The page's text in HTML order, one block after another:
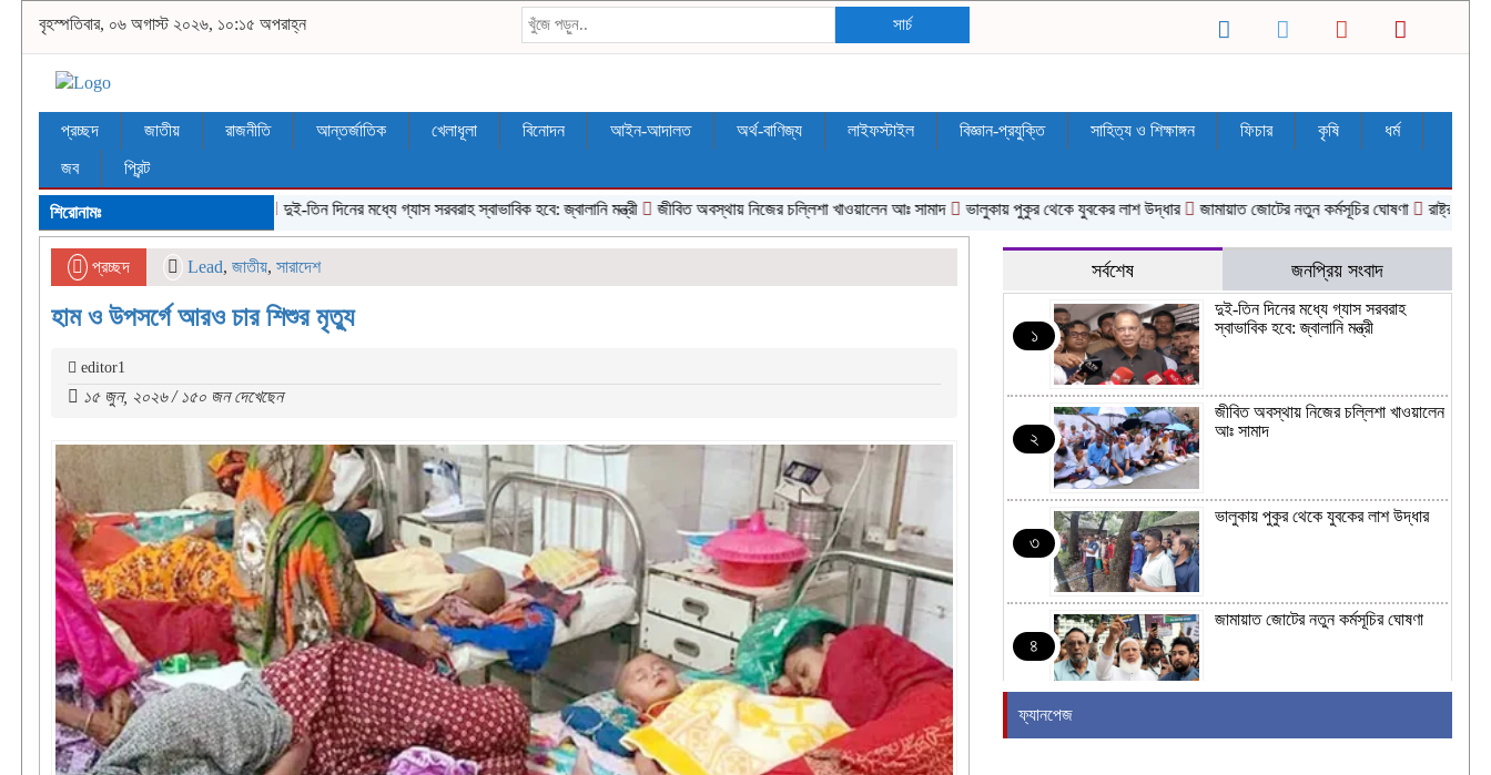
বৃহস্পতিবার, ০৬ অগাস্ট ২০২৬, ১০:১৫ অপরাহ্ন সার্চ
প্রচ্ছদ জাতীয় রাজনীতি আন্তর্জাতিক খেলাধূলা বিনোদন আইন-আদালত অর্থ-বাণিজ্য লাইফস্টাইল বিজ্ঞান-প্রযুক্তি সাহিত্য ও শিক্ষাঙ্গন ফিচার কৃষি
ধর্ম
জব
প্রিন্ট
শিরোনামঃ দুই-তিন দিনের মধ্যে গ্যাস সরবরাহ স্বাভাবিক হবে: জ্বালানি মন্ত্রী জীবিত অবস্থায় নিজের চল্লিশা খাওয়ালেন আঃ সামাদ ভালুকায় পুকুর থেকে যুবকের লাশ উদ্ধার জামায়াত জোটের নতুন কর্মসূচির ঘোষণা রাষ্ট্রপতি
প্রচ্ছদ Lead, জাতীয়, সারাদেশ
হাম ও উপসর্গে আরও চার শিশুর মৃত্যু
editor1
১৫ জুন, ২০২৬ / ১৫০ জন দেখেছেন
সর্বশেষ জনপ্রিয় সংবাদ
১
দুই-তিন দিনের মধ্যে গ্যাস সরবরাহ
স্বাভাবিক হবে: জ্বালানি মন্ত্রী
২
জীবিত অবস্থায় নিজের চল্লিশা খাওয়ালেন
আঃ সামাদ
৩
ভালুকায় পুকুর থেকে যুবকের লাশ উদ্ধার
৪
জামায়াত জোটের নতুন কর্মসূচির ঘোষণা
ফ্যানপেজ